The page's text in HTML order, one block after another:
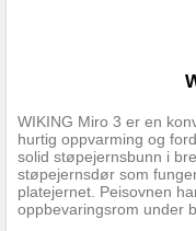
WIKING Miro 3 er en
hurtig oppvarming og
solid støpejernsbunn i
støpejernsdør som
platejernet. Peisovnen
oppbevaringsrom under